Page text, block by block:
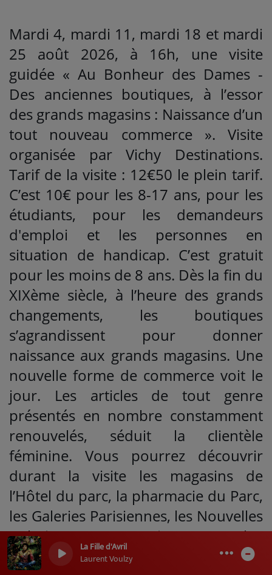
La Fille d'Avril
Laurent Voulzy
0
Mardi 4, mardi 11, mardi 18 et mardi
25 août 2026, à 16h, une visite
guidée « Au Bonheur des Dames -
Des anciennes boutiques, à l’essor
des grands magasins : Naissance d’un
tout nouveau commerce ». Visite
organisée par Vichy Destinations.
Tarif de la visite : 12€50 le plein tarif.
C’est 10€ pour les 8-17 ans, pour les
étudiants, pour les demandeurs
d'emploi et les personnes en
situation de handicap. C’est gratuit
pour les moins de 8 ans. Dès la fin du
XIXème siècle, à l’heure des grands
changements, les boutiques
s’agrandissent pour donner
naissance aux grands magasins. Une
nouvelle forme de commerce voit le
jour. Les articles de tout genre
présentés en nombre constamment
renouvelés, séduit la clientèle
féminine. Vous pourrez découvrir
durant la visite les magasins de
l’Hôtel du parc, la pharmacie du Parc,
les Galeries Parisiennes, les Nouvelles
Galeries, Aux Marocains… Pour plus
d’informations sur cette visite guidée